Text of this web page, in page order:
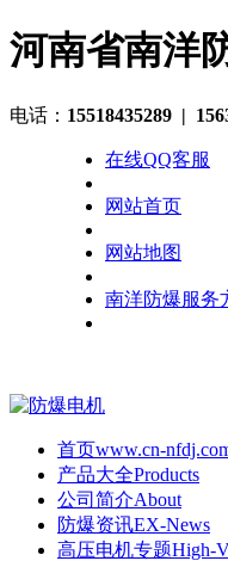
河南省南洋
电话： 15518435289 |
在线QQ客服
网站首页
网站地图
南洋防爆服务
首页www.cn-
产品大全Products
公司简介About
防爆资讯EX-News
高压电机专题High-